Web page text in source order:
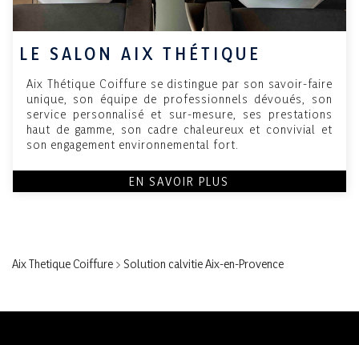
LE SALON AIX THÉTIQUE
Aix Thétique Coiffure se distingue par son savoir-faire
unique, son équipe de professionnels dévoués, son
service personnalisé et sur-mesure, ses prestations
haut de gamme, son cadre chaleureux et convivial et
son engagement environnemental fort.
EN SAVOIR PLUS
Aix Thetique Coiffure > Solution calvitie Aix-en-Provence